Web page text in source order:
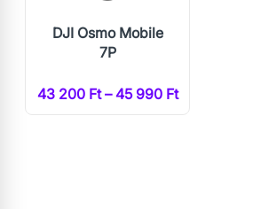
DJI Osmo Mobile
7P
43 200 Ft – 45 990 Ft